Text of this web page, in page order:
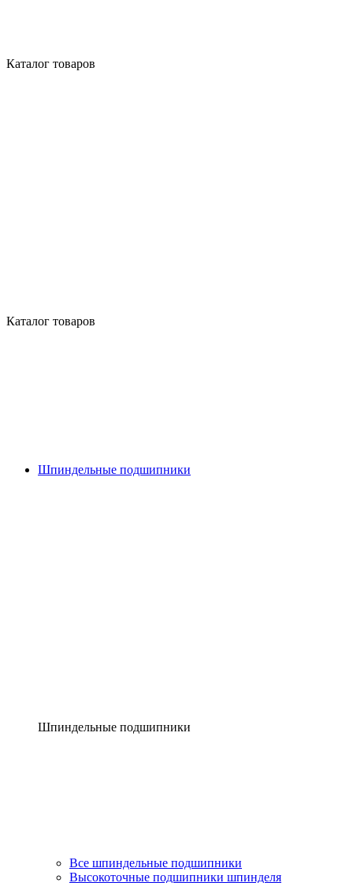
Каталог товаров
Каталог товаров
Шпиндельные подшипники
Шпиндельные подшипники
Все шпиндельные подшипники
Высокоточные подшипники шпинделя